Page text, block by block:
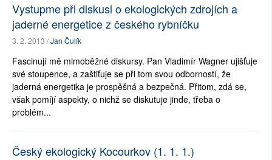
Vystupme při diskusi o ekologických zdrojích a
jaderné energetice z českého rybníčku
3. 2. 2013 /Jan Čulík
Fascinují mě mimoběžné diskursy. Pan Vladimír Wagner ujišťuje
své stoupence, a zaštiťuje se při tom svou odborností, že
jaderná energetika je prospěšná a bezpečná. Přitom, zdá se,
však pomíjí aspekty, o nichž se diskutuje jinde, třeba o
problém...
Český ekologický Kocourkov (1. 1. 1.)